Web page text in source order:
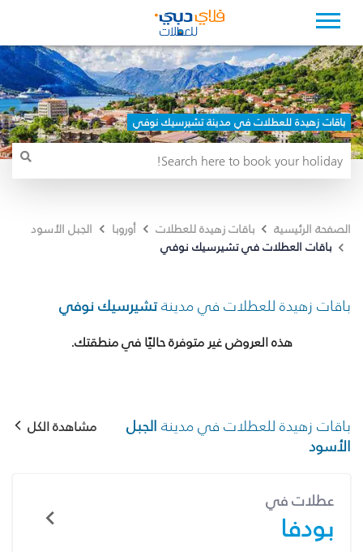
باقات زهيدة للعطلات في مدينة تشيرسيك نوفي
الصفحة الرئيسية باقات زهيدة للعطلات أوروبا
الجبل الأسود
باقات العطلات في تشيرسيك نوفي
باقات زهيدة للعطلات في مدينةتشيرسيك نوفي
هذه العروض غير متوفرة حاليًا في منطقتك.
باقات زهيدة للعطلات في مدينة الجبل
الأسود
مشاهدة الكل
عطلات في
بودفا